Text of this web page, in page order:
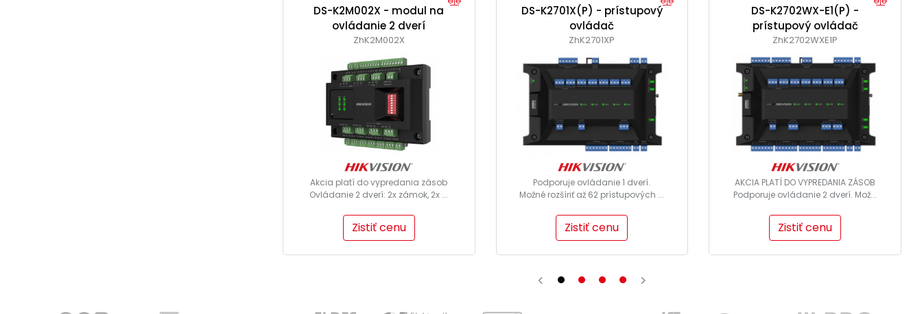
DS-K2M002X - modul na
ovládanie 2 dverí
ZhK2M002X
Akcia platí do vypredania zásob
Ovládanie 2 dverí: 2x zámok, 2x ...
Zistiť cenu
DS-K2701X(P) - prístupový
ovládač
ZhK2701XP
Podporuje ovládanie 1 dverí.
Možné rozšíriť až 62 prístupových ...
Zistiť cenu
DS-K2702WX-E1(P) -
prístupový ovládač
ZhK2702WXE1P
AKCIA PLATÍ DO VYPREDANIA ZÁSOB
Podporuje ovládanie 2 dverí. Mož...
Zistiť cenu